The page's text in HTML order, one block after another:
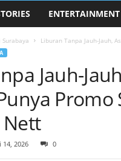
ENTERTAINMENT
Liburan Tanpa Jauh-Jauh,
Jauh-
Promo
Nett
14, 2026 0